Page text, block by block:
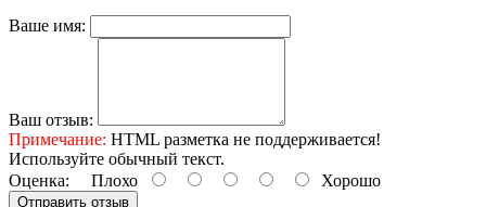
Ваше имя:
Ваш отзыв:
Примечание: HTML разметка не поддерживается!
Используйте обычный текст.
Оценка: Плохо Хорошо
Отправить отзыв